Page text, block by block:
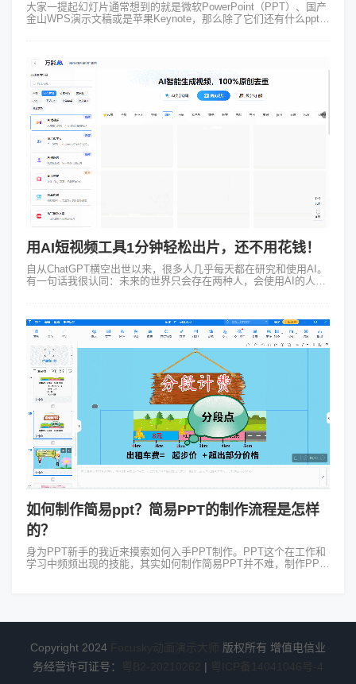
大家一提起幻灯片通常想到的就是微软PowerPoint（PPT）、国产
金山WPS演示文稿或是苹果Keynote，那么除了它们还有什么ppt制
用AI短视频工具1分钟轻松出片，还不用花钱！
自从ChatGPT横空出世以来，很多人几乎每天都在研究和使用AI。
有一句话我很认同：未来的世界只会存在两种人，会使用AI的人和
如何制作简易ppt？简易PPT的制作流程是怎样
的？
身为PPT新手的我近来摸索如何入手PPT制作。PPT这个在工作和
学习中频频出现的技能，其实如何制作简易PPT并不难，制作PPT
Copyright 2024 Focusky动画演示大师
版权所有 增值电信业
务经营许可证号：
粤B2-20210262 | 粤ICP备14041046号-4